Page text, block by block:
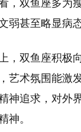
，双鱼座多为
弱甚至略显病
，双鱼座积极
艺术氛围能激
神追求，对外
神。